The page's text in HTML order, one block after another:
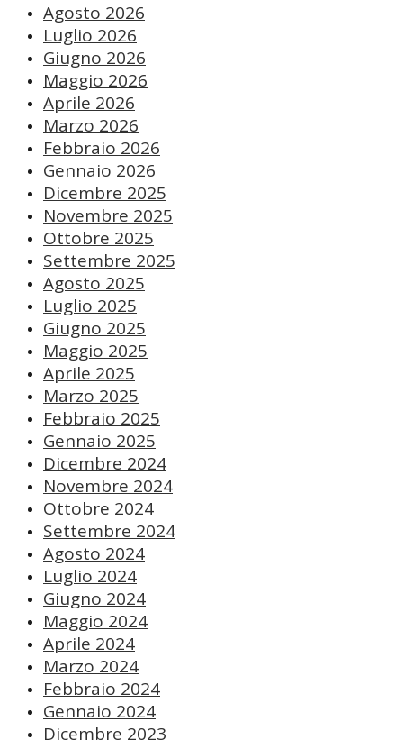
Agosto 2026
Luglio 2026
Giugno 2026
Maggio 2026
Aprile 2026
Marzo 2026
Febbraio 2026
Gennaio 2026
Dicembre 2025
Novembre 2025
Ottobre 2025
Settembre 2025
Agosto 2025
Luglio 2025
Giugno 2025
Maggio 2025
Aprile 2025
Marzo 2025
Febbraio 2025
Gennaio 2025
Dicembre 2024
Novembre 2024
Ottobre 2024
Settembre 2024
Agosto 2024
Luglio 2024
Giugno 2024
Maggio 2024
Aprile 2024
Marzo 2024
Febbraio 2024
Gennaio 2024
Dicembre 2023